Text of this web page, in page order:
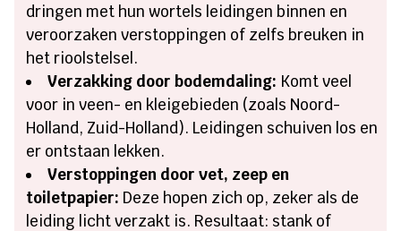
dringen met hun wortels leidingen binnen en
veroorzaken verstoppingen of zelfs breuken in
het rioolstelsel.
Verzakking door bodemdaling: Komt veel
voor in veen- en kleigebieden (zoals Noord-
Holland, Zuid-Holland). Leidingen schuiven los en
er ontstaan lekken.
Verstoppingen door vet, zeep en
toiletpapier: Deze hopen zich op, zeker als de
leiding licht verzakt is. Resultaat: stank of